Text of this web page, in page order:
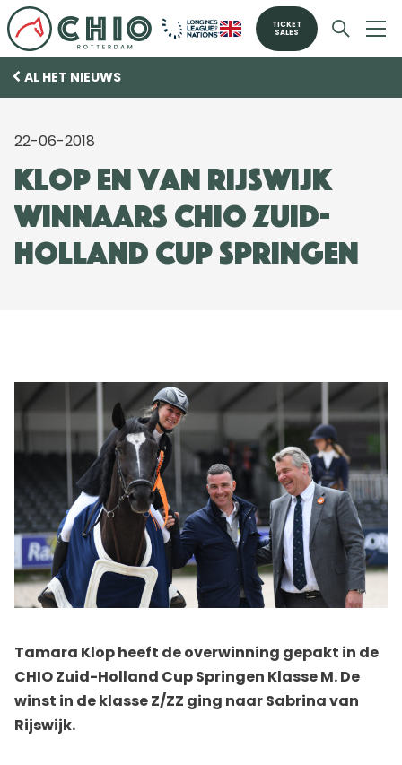
TICKET
SALES
AL HET NIEUWS
22-06-2018
Klop en Van Rijswijk
winnaars CHIO Zuid-
Holland Cup Springen
Tamara Klop heeft de overwinning gepakt in de
CHIO Zuid-Holland Cup Springen Klasse M. De
winst in de klasse Z/ZZ ging naar Sabrina van
Rijswijk.